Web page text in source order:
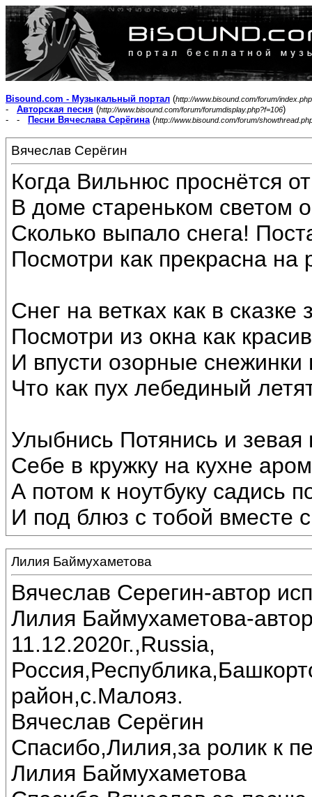
Bisound.com - Музыкальный портал (http://www.bisound.com/forum/index.php
- Авторская песня (http://www.bisound.com/forum/forumdisplay.php?f=106)
- -
Песни Вячеслава Серёгина(http://www.bisound.com/forum/
Вячеслав Серёгин
Когда Вильнюс проснётся
В доме стареньком светом
Сколько выпало снега!
Посмотри как прекрасна на
Снег на ветках как в
Посмотри из окна как
И впусти озорные снежинки
Что как пух лебединый
Улыбнись Потянись и зевая
Себе в кружку на кухне
А потом к ноутбуку садись
И под блюз с тобой вместе
Лилия Баймухаметова
Вячеслав Серегин-автор
Лилия Баймухаметова-
11.12.2020г.,Russia,
район,с.Малояз.
Вячеслав Серёгин
Спасибо,Лилия,за ролик к
Лилия Баймухаметова